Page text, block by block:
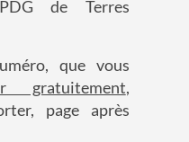
de Terres
que vous
gratuitement,
page après